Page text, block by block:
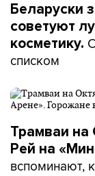
Беларуски
советуют
косметику.
списком
Трамваи на
Рей на
вспоминают,